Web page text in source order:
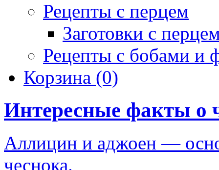
Рецепты с перцем
Заготовки с
Рецепты с бобами и
Корзина (0)
Интересные факты о
Аллицин и аджоен —
чеснока.